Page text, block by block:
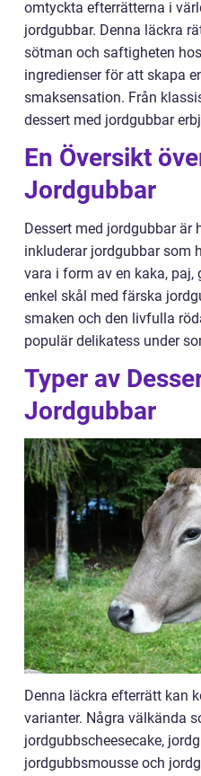
omtyckta efterrätterna i
jordgubbar. Denna läckra
sötman och saftigheten
ingredienser för att skapa
smaksensation. Från
dessert med jordgubbar
En Översikt
Jordgubbar
Dessert med jordgubbar är
inkluderar jordgubbar som
vara i form av en kaka, paj,
enkel skål med färska
smaken och den livfulla
populär delikatess under
Typer av
Jordgubbar
Denna läckra efterrätt kan
varianter. Några välkända
jordgubbscheesecake,
jordgubbsmousse och